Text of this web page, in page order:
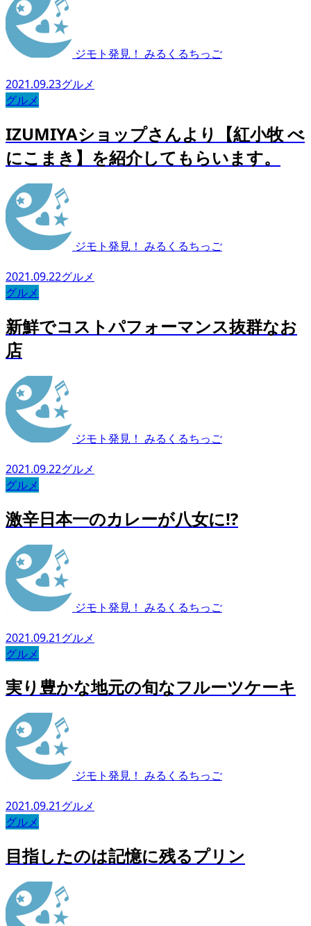
ジモト発見！ みるくるちっご
2021.09.23グルメ
グルメ
IZUMIYAショップさんより【紅小牧 べ
にこまき】を紹介してもらいます。
ジモト発見！ みるくるちっご
2021.09.22グルメ
グルメ
新鮮でコストパフォーマンス抜群なお
店
ジモト発見！ みるくるちっご
2021.09.22グルメ
グルメ
激辛日本一のカレーが八女に⁉︎
ジモト発見！ みるくるちっご
2021.09.21グルメ
グルメ
実り豊かな地元の旬なフルーツケーキ
ジモト発見！ みるくるちっご
2021.09.21グルメ
グルメ
目指したのは記憶に残るプリン